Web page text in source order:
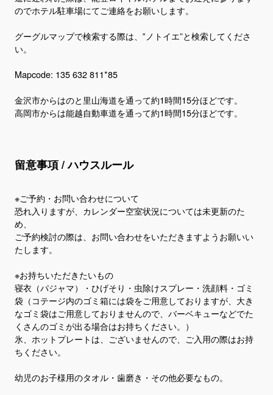
のでホテル駐車場にてご連絡をお願いします。
グーグルマップで検索する際は、‟ノトイエ”と検索してくださ
い。
Mapcode: 135 632 811*85
金沢市からはのと里山海道を通って約1時間15分ほどです。
留意事項 / ハウスルール
※ご予約・お問い合わせについて
恐れ入りますが、カレンダー空室状況については未更新のた
め、
ご予約検討の際は、お問い合わせをいただきますようお願いい
たします。
※お持ちいただきたいもの
寝衣（パジャマ）・ひげそり・虫除けスプレー・洗顔料・ゴミ
袋（コテージ内のゴミ箱には袋をご用意しておりますが、大き
なゴミ袋はご用意しておりませんので、バーベキューなどでた
くさんのゴミが出る場合はお持ちください。）
氷、ホットプレートは、ございませんので、ご入用の際はお持
ちください。
幼児のお子様用のタオル・歯磨き・その他必要なもの。